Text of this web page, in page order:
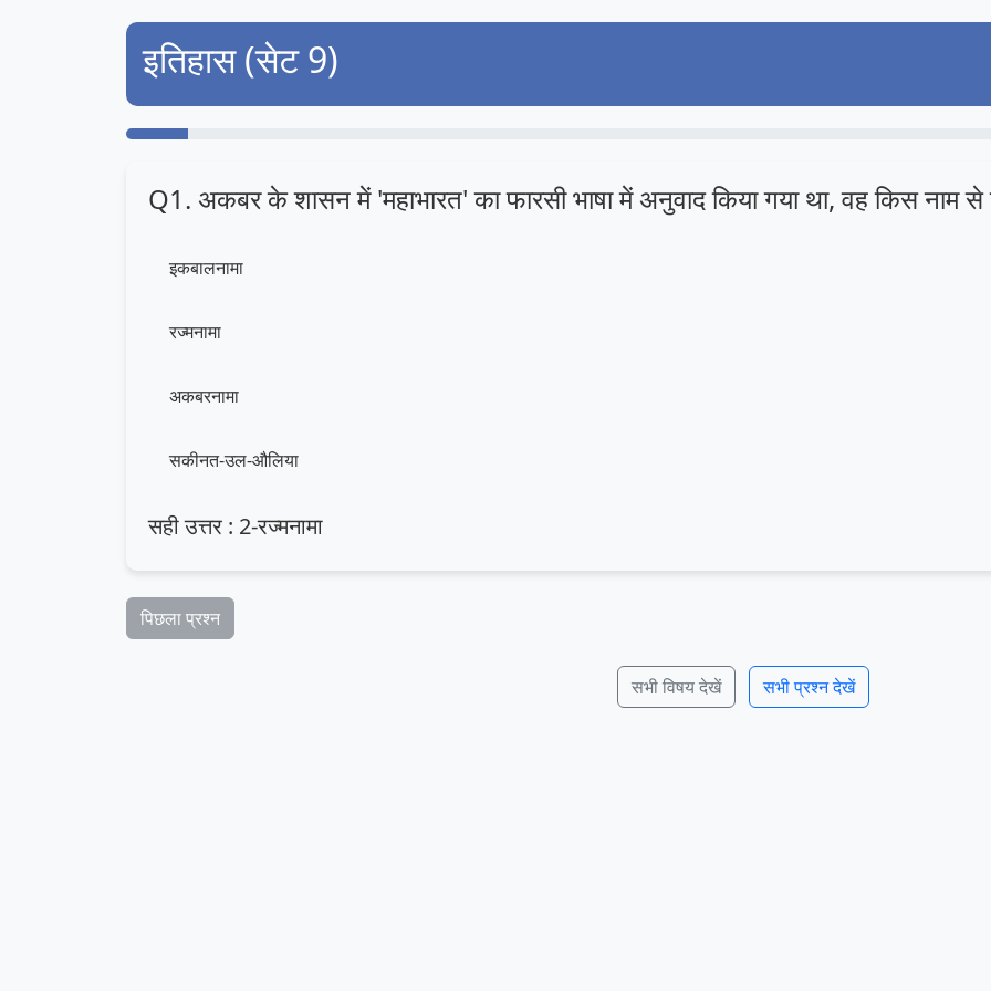
इतिहास (सेट 9)
Q1. अकबर के शासन में 'महाभारत' का फारसी भाषा में अनुवाद किया गया था, वह किस नाम से
इकबालनामा
रज्मनामा
अकबरनामा
सकीनत-उल-औलिया
सही उत्तर : 2-रज्मनामा
पिछला प्रश्न
सभी विषय देखें सभी प्रश्न देखें